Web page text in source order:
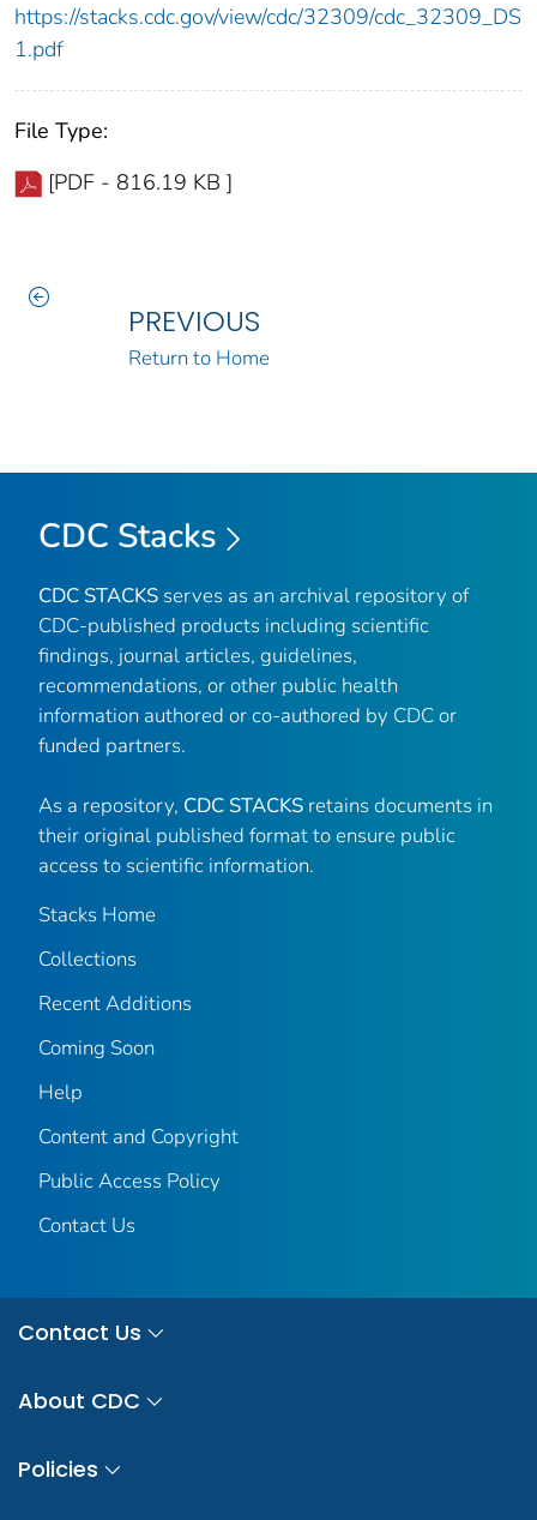
https://stacks.cdc.gov/view/cdc/32309/cdc_32309_DS
1.pdf
File Type:
[PDF - 816.19 KB ]
PREVIOUS
Return to Home
CDC Stacks
CDC STACKS serves as an archival repository of
CDC-published products including scientific
findings, journal articles, guidelines,
recommendations, or other public health
information authored or co-authored by CDC or
funded partners.
As a repository, CDC STACKS retains documents in
their original published format to ensure public
access to scientific information.
Stacks Home
Collections
Recent Additions
Coming Soon
Help
Content and Copyright
Public Access Policy
Contact Us
Contact Us
About CDC
Policies